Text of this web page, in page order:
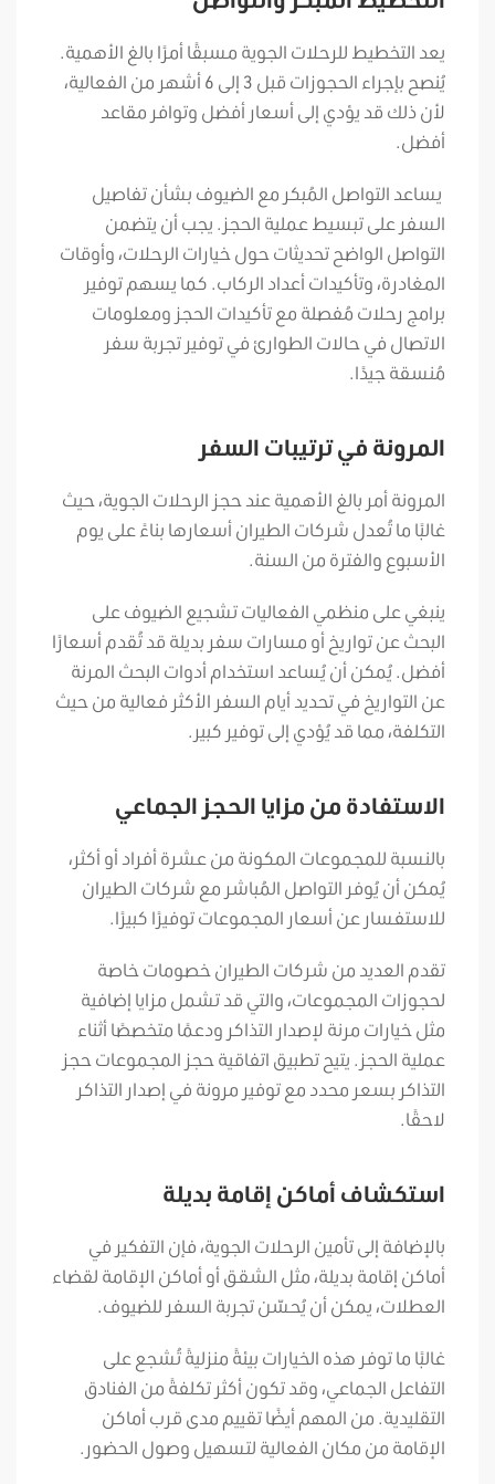
يعد التخطيط للرحلات الجوية مسبقًا أمرًا بالغ الأهمية.
يُنصح بإجراء الحجوزات قبل 3 إلى 6 أشهر من الفعالية،
لأن ذلك قد يؤدي إلى أسعار أفضل وتوافر مقاعد
أفضل.
يساعد التواصل المُبكر مع الضيوف بشأن تفاصيل
السفر على تبسيط عملية الحجز. يجب أن يتضمن
التواصل الواضح تحديثات حول خيارات الرحلات، وأوقات
المغادرة، وتأكيدات أعداد الركاب. كما يسهم توفير
برامج رحلات مُفصلة مع تأكيدات الحجز ومعلومات
الاتصال في حالات الطوارئ في توفير تجربة سفر
مُنسقة جيدًا.
المرونة في ترتيبات السفر
المرونة أمر بالغ الأهمية عند حجز الرحلات الجوية، حيث
غالبًا ما تُعدل شركات الطيران أسعارها بناءً على يوم
الأسبوع والفترة من السنة.
ينبغي على منظمي الفعاليات تشجيع الضيوف على
البحث عن تواريخ أو مسارات سفر بديلة قد تُقدم أسعارًا
أفضل. يُمكن أن يُساعد استخدام أدوات البحث المرنة
عن التواريخ في تحديد أيام السفر الأكثر فعالية من حيث
التكلفة، مما قد يُؤدي إلى توفير كبير.
الاستفادة من مزايا الحجز الجماعي
بالنسبة للمجموعات المكونة من عشرة أفراد أو أكثر،
يُمكن أن يُوفر التواصل المُباشر مع شركات الطيران
للاستفسار عن أسعار المجموعات توفيرًا كبيرًا.
تقدم العديد من شركات الطيران خصومات خاصة
لحجوزات المجموعات، والتي قد تشمل مزايا إضافية
مثل خيارات مرنة لإصدار التذاكر ودعمًا متخصصًا أثناء
عملية الحجز. يتيح تطبيق اتفاقية حجز المجموعات حجز
التذاكر بسعر محدد مع توفير مرونة في إصدار التذاكر
لاحقًا.
استكشاف أماكن إقامة بديلة
بالإضافة إلى تأمين الرحلات الجوية، فإن التفكير في
أماكن إقامة بديلة، مثل الشقق أو أماكن الإقامة لقضاء
العطلات، يمكن أن يُحسّن تجربة السفر للضيوف.
غالبًا ما توفر هذه الخيارات بيئةً منزليةً تُشجع على
التفاعل الجماعي، وقد تكون أكثر تكلفةً من الفنادق
التقليدية. من المهم أيضًا تقييم مدى قرب أماكن
الإقامة من مكان الفعالية لتسهيل وصول الحضور.